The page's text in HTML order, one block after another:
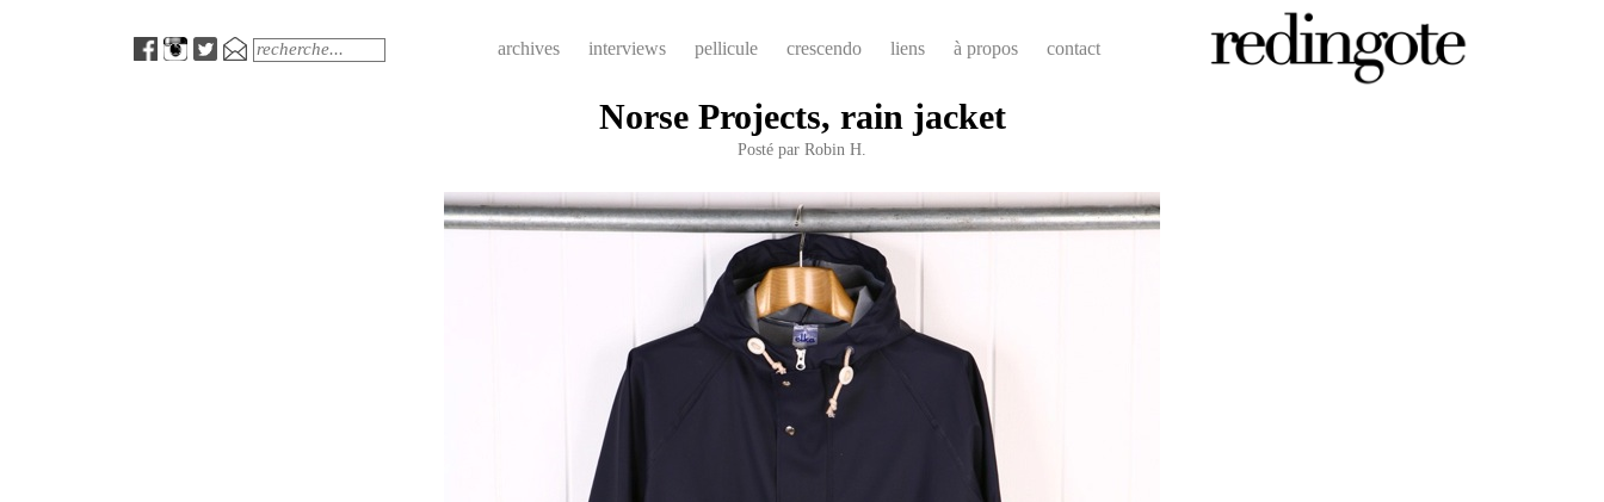
MenuSearch archives interviews pellicule crescendo liens à propos contact
Norse Projects, rain jacket
Posté par Robin H.